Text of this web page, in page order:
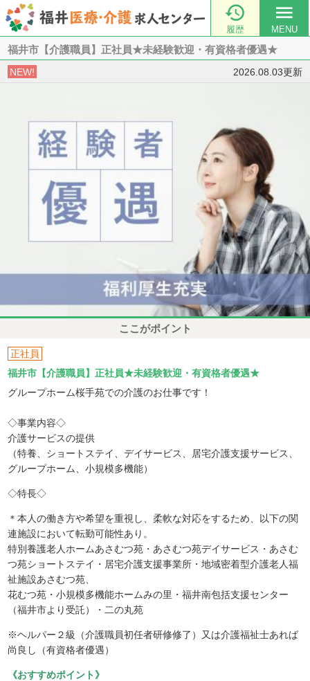

履歴
menu
MENU
福井市【介護職員】正社員★未経験歓迎・有資格者優遇★
NEW! 2026.08.03更新
ここがポイント
正社員
福井市【介護職員】正社員★未経験歓迎・有資格者優遇★
グループホーム桜手苑での介護のお仕事です！
◇事業内容◇
介護サービスの提供
（特養、ショートステイ、デイサービス、居宅介護支援サービス、
グループホーム、小規模多機能）
◇特長◇
＊本人の働き方や希望を重視し、柔軟な対応をするため、以下の関
連施設において転勤可能性あり。
特別養護老人ホームあさむつ苑・あさむつ苑デイサービス・あさむ
つ苑ショートステイ・居宅介護支援事業所・地域密着型介護老人福
祉施設あさむつ苑、
花むつ苑・小規模多機能ホームみの里・福井南包括支援センター
（福井市より受託）・二の丸苑
※ヘルパー２級（介護職員初任者研修修了）又は介護福祉士あれば
尚良し（有資格者優遇）
《おすすめポイント》